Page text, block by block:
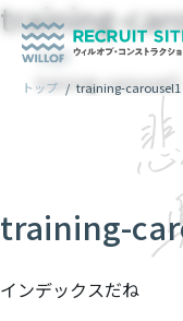
トップ / training-carousel1
training-
TOP
training-carousel1
training-
インデックスだね